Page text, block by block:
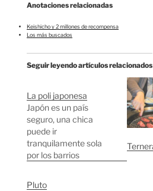
Anotaciones relacionadas
Keishicho y 2 millones de recompensa
Los más buscados
Seguir leyendo artículos relacionados
La poli japonesa
Japón es un país
seguro, una chica
puede ir
tranquilamente sola
por los barrios
Pluto